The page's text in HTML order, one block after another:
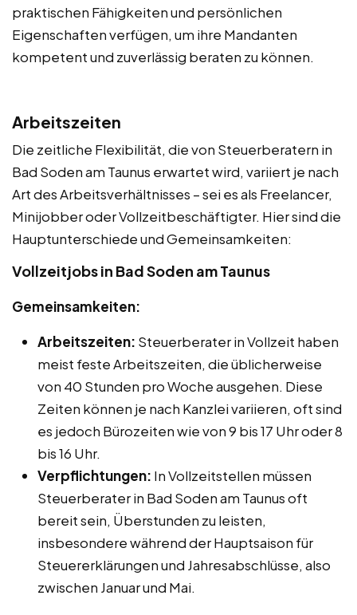
praktischen Fähigkeiten und persönlichen
Eigenschaften verfügen, um ihre Mandanten
kompetent und zuverlässig beraten zu können.
Arbeitszeiten
Die zeitliche Flexibilität, die von Steuerberatern in
Bad Soden am Taunus erwartet wird, variiert je nach
Art des Arbeitsverhältnisses – sei es als Freelancer,
Minijobber oder Vollzeitbeschäftigter. Hier sind die
Hauptunterschiede und Gemeinsamkeiten:
Vollzeitjobs in Bad Soden am Taunus
Gemeinsamkeiten:
Arbeitszeiten: Steuerberater in Vollzeit haben
meist feste Arbeitszeiten, die üblicherweise
von 40 Stunden pro Woche ausgehen. Diese
Zeiten können je nach Kanzlei variieren, oft sind
es jedoch Bürozeiten wie von 9 bis 17 Uhr oder 8
bis 16 Uhr.
Verpflichtungen: In Vollzeitstellen müssen
Steuerberater in Bad Soden am Taunus oft
bereit sein, Überstunden zu leisten,
insbesondere während der Hauptsaison für
Steuererklärungen und Jahresabschlüsse, also
zwischen Januar und Mai.